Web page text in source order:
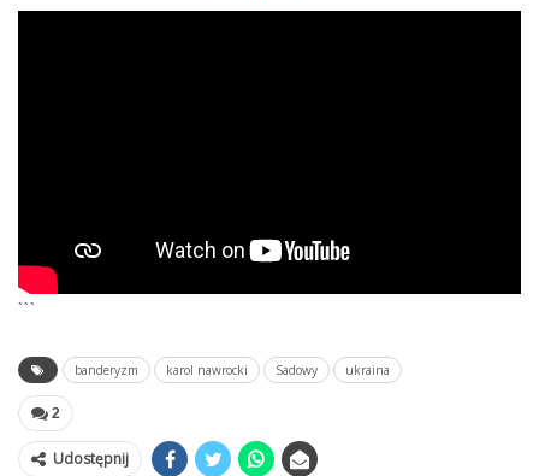
```
banderyzm karol nawrocki Sadowy ukraina
2
Udostępnij